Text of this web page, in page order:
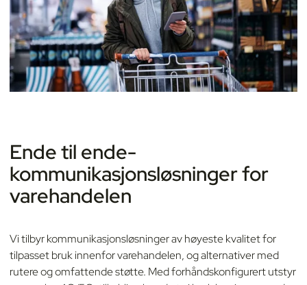
Ende til ende-
kommunikasjonsløsninger for
varehandelen
Vi tilbyr kommunikasjonsløsninger av høyeste kvalitet for
tilpasset bruk innenfor varehandelen, og alternativer med
rutere og omfattende støtte. Med forhåndskonfigurert utstyr